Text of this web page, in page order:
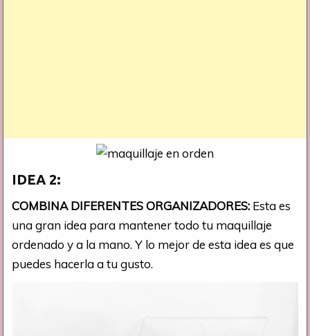
IDEA 2:
COMBINA DIFERENTES ORGANIZADORES: Esta es
una gran idea para mantener todo tu maquillaje
ordenado y a la mano. Y lo mejor de esta idea es que
puedes hacerla a tu gusto.